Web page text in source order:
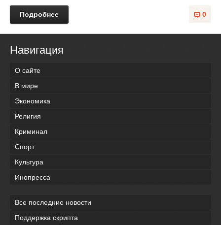
0
Подробнее
Навигация
О сайте
В мире
Экономика
Религия
Криминал
Спорт
Культура
Инопресса
Все последние новости
Поддержка скрипта